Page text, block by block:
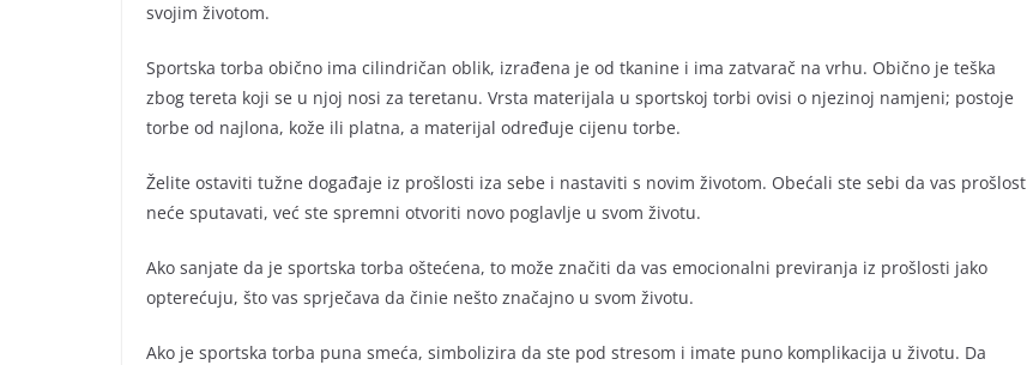
svojim životom.
Sportska torba obično ima cilindričan oblik, izrađena je od tkanine i ima zatvarač na vrhu. Obično je teška
zbog tereta koji se u njoj nosi za teretanu. Vrsta materijala u sportskoj torbi ovisi o njezinoj namjeni; postoje
torbe od najlona, kože ili platna, a materijal određuje cijenu torbe.
Želite ostaviti tužne događaje iz prošlosti iza sebe i nastaviti s novim životom. Obećali ste sebi da vas prošlost
neće sputavati, već ste spremni otvoriti novo poglavlje u svom životu.
Ako sanjate da je sportska torba oštećena, to može značiti da vas emocionalni previranja iz prošlosti jako
opterećuju, što vas sprječava da činie nešto značajno u svom životu.
Ako je sportska torba puna smeća, simbolizira da ste pod stresom i imate puno komplikacija u životu. Da